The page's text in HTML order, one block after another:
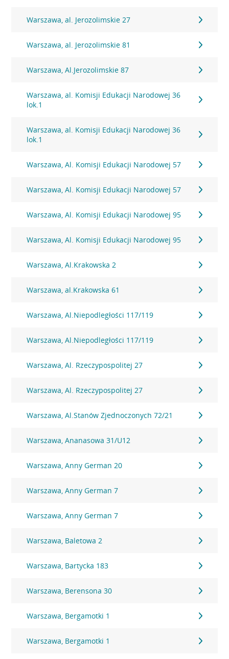
Warszawa, al. Jerozolimskie 27
Warszawa, al. Jerozolimskie 81
Warszawa, Al.Jerozolimskie 87
Warszawa, al. Komisji Edukacji Narodowej 36
lok.1
Warszawa, al. Komisji Edukacji Narodowej 36
lok.1
Warszawa, Al. Komisji Edukacji Narodowej 57
Warszawa, Al. Komisji Edukacji Narodowej 57
Warszawa, Al. Komisji Edukacji Narodowej 95
Warszawa, Al. Komisji Edukacji Narodowej 95
Warszawa, Al.Krakowska 2
Warszawa, al.Krakowska 61
Warszawa, Al.Niepodległości 117/119
Warszawa, Al.Niepodległości 117/119
Warszawa, Al. Rzeczypospolitej 27
Warszawa, Al. Rzeczypospolitej 27
Warszawa, Al.Stanów Zjednoczonych 72/21
Warszawa, Ananasowa 31/U12
Warszawa, Anny German 20
Warszawa, Anny German 7
Warszawa, Anny German 7
Warszawa, Baletowa 2
Warszawa, Bartycka 183
Warszawa, Berensona 30
Warszawa, Bergamotki 1
Warszawa, Bergamotki 1